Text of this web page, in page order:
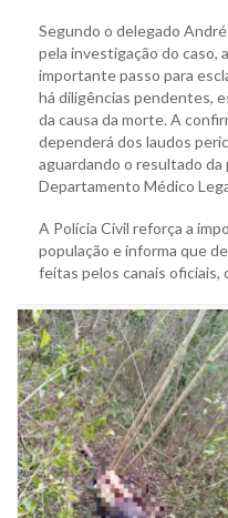
Segundo o delegado
pela investigação do caso,
importante passo para
há diligências pendentes,
da causa da morte. A
dependerá dos laudos
aguardando o resultado da
Departamento Médico
A Polícia Civil reforça a
população e informa que
feitas pelos canais oficiais,